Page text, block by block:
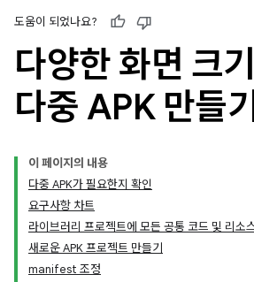
도움이 되었나요?
다양한 화면 크
다중 APK 만들기
이 페이지의 내용
다중 APK가 필요한지 확인
요구사항 차트
라이브러리 프로젝트에 모든 공통 코드 및 리소
새로운 APK 프로젝트 만들기
manifest 조정